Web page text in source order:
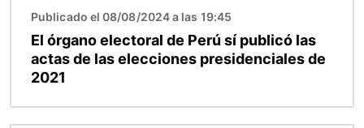
Publicado el 08/08/2024 a las 19:45
El órgano electoral de Perú sí publicó las
actas de las elecciones presidenciales de
2021